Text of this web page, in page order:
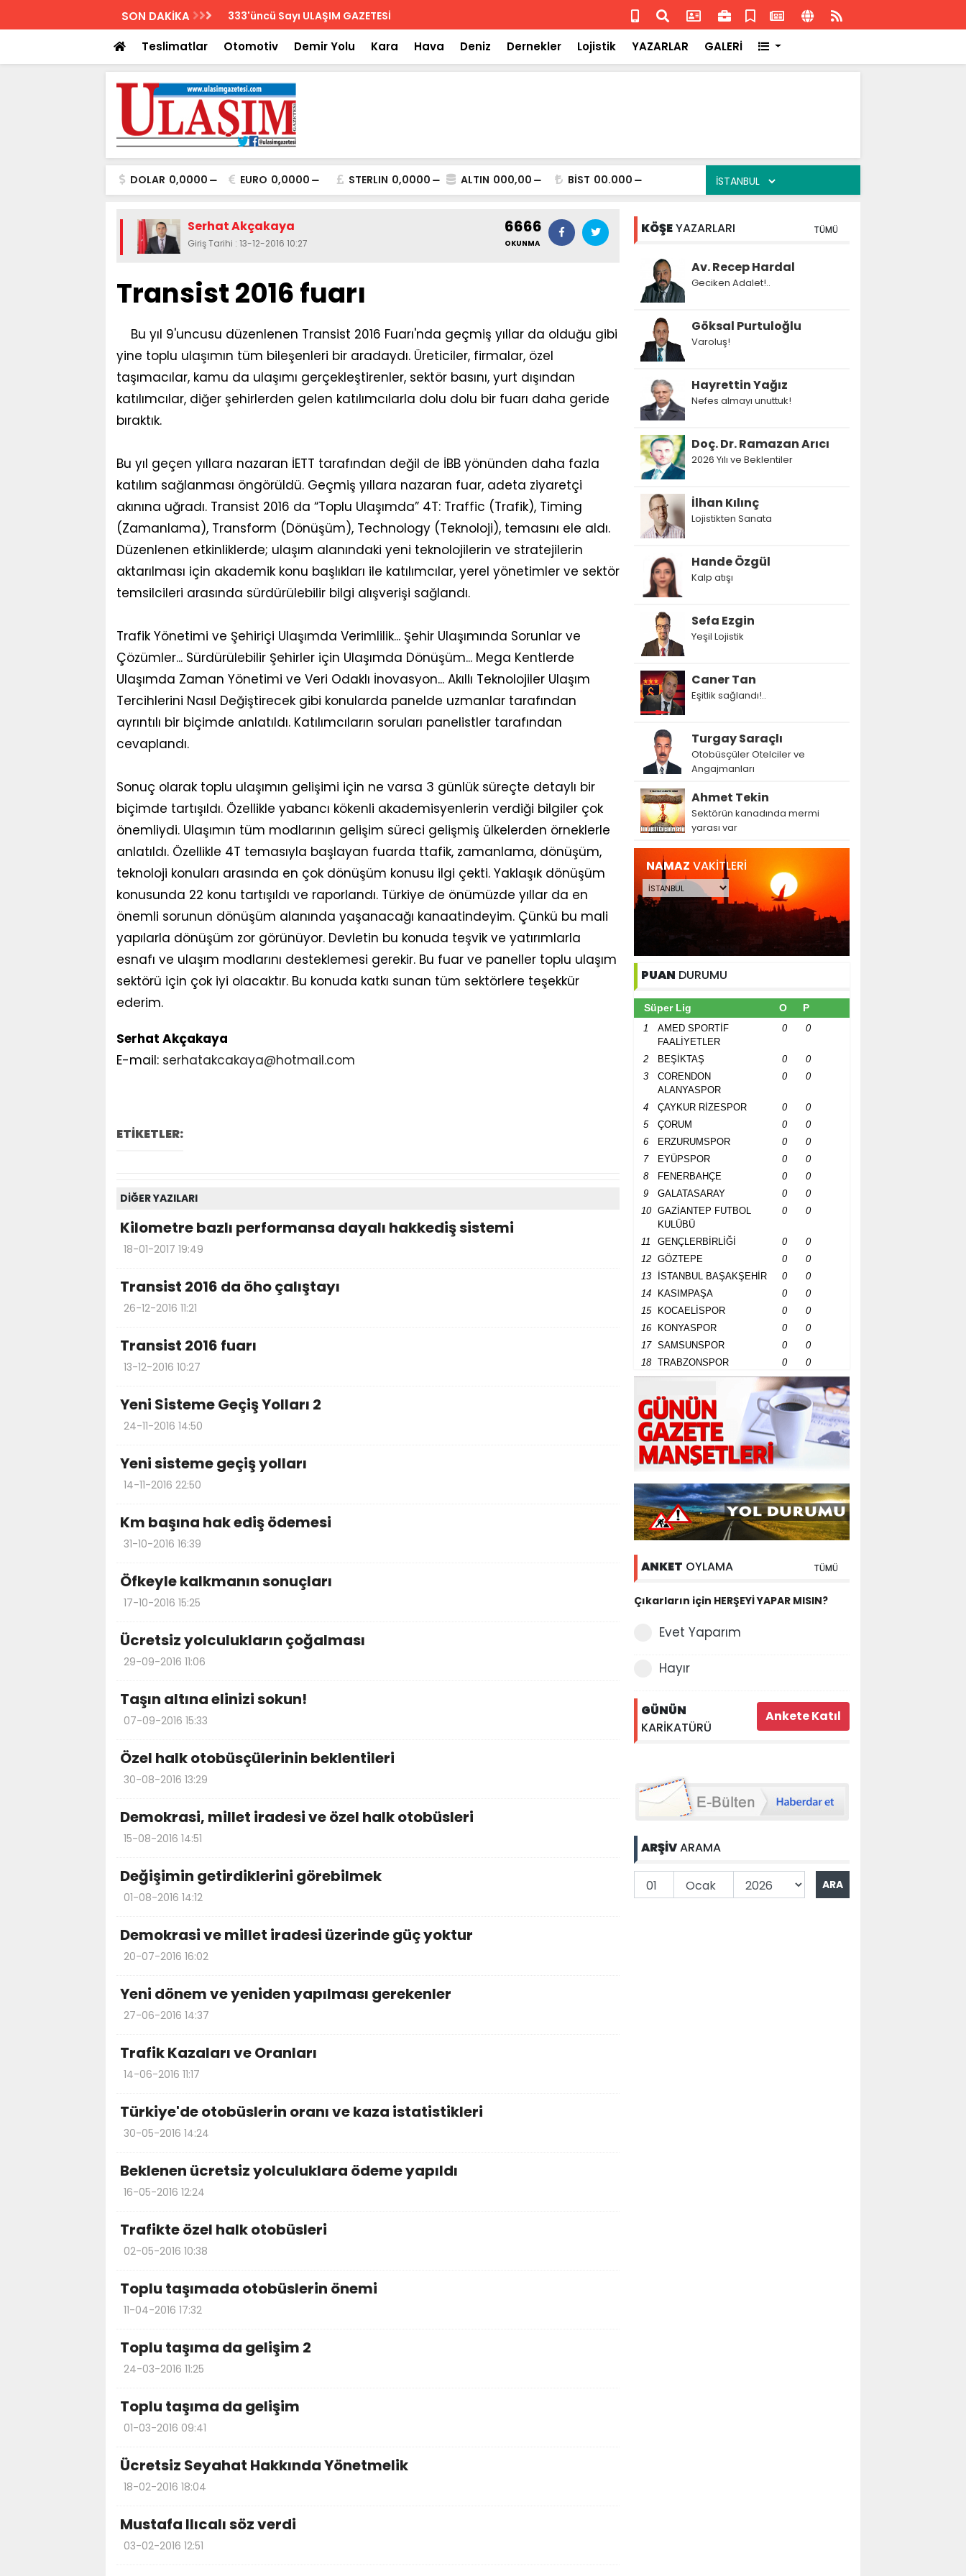
SON DAKİKA Biletler 12 saatte iade Isuzu'nun Fransa'daki başarısı
Teslimatlar Otomotiv Demir Yolu Kara Hava Deniz Dernekler Lojistik YAZARLAR GALERİ
DOLAR 0,0000 EURO 0,0000 STERLIN 0,0000 ALTIN 000,00 BİST 00.000
Serhat Akçakaya
Giriş Tarihi : 13-12-2016 10:27
6666
OKUNMA
Transist 2016 fuarı
Bu yıl 9'uncusu düzenlenen Transist 2016 Fuarı'nda geçmiş yıllar da olduğu gibi
yine toplu ulaşımın tüm bileşenleri bir aradaydı. Üreticiler, firmalar, özel
taşımacılar, kamu da ulaşımı gerçekleştirenler, sektör basını, yurt dışından
katılımcılar, diğer şehirlerden gelen katılımcılarla dolu dolu bir fuarı daha geride
bıraktık.
Bu yıl geçen yıllara nazaran İETT tarafından değil de İBB yönünden daha fazla
katılım sağlanması öngörüldü. Geçmiş yıllara nazaran fuar, adeta ziyaretçi
akınına uğradı. Transist 2016 da “Toplu Ulaşımda” 4T: Traffic (Trafik), Timing
(Zamanlama), Transform (Dönüşüm), Technology (Teknoloji), temasını ele aldı.
Düzenlenen etkinliklerde; ulaşım alanındaki yeni teknolojilerin ve stratejilerin
aktarılması için akademik konu başlıkları ile katılımcılar, yerel yönetimler ve sektör
temsilcileri arasında sürdürülebilir bilgi alışverişi sağlandı.
Trafik Yönetimi ve Şehiriçi Ulaşımda Verimlilik... Şehir Ulaşımında Sorunlar ve
Çözümler... Sürdürülebilir Şehirler için Ulaşımda Dönüşüm... Mega Kentlerde
Ulaşımda Zaman Yönetimi ve Veri Odaklı İnovasyon... Akıllı Teknolojiler Ulaşım
Tercihlerini Nasıl Değiştirecek gibi konularda panelde uzmanlar tarafından
ayrıntılı bir biçimde anlatıldı. Katılımcıların soruları panelistler tarafından
cevaplandı.
Sonuç olarak toplu ulaşımın gelişimi için ne varsa 3 günlük süreçte detaylı bir
biçimde tartışıldı. Özellikle yabancı kökenli akademisyenlerin verdiği bilgiler çok
önemliydi. Ulaşımın tüm modlarının gelişim süreci gelişmiş ülkelerden örneklerle
anlatıldı. Özellikle 4T temasıyla başlayan fuarda ttafik, zamanlama, dönüşüm,
teknoloji konuları arasında en çok dönüşüm konusu ilgi çekti. Yaklaşık dönüşüm
konusunda 22 konu tartışıldı ve raporlandı. Türkiye de önümüzde yıllar da en
önemli sorunun dönüşüm alanında yaşanacağı kanaatindeyim. Çünkü bu mali
yapılarla dönüşüm zor görünüyor. Devletin bu konuda teşvik ve yatırımlarla
esnafı ve ulaşım modlarını desteklemesi gerekir. Bu fuar ve paneller toplu ulaşım
sektörü için çok iyi olacaktır. Bu konuda katkı sunan tüm sektörlere teşekkür
ederim.
Serhat Akçakaya
E-mail: serhatakcakaya@hotmail.com
ETİKETLER:
DİĞER YAZILARI
Kilometre bazlı performansa dayalı hakkediş sistemi
18-01-2017 19:49
Transist 2016 da öho çalıştayı
26-12-2016 11:21
Transist 2016 fuarı
13-12-2016 10:27
Yeni Sisteme Geçiş Yolları 2
24-11-2016 14:50
Yeni sisteme geçiş yolları
14-11-2016 22:50
Km başına hak ediş ödemesi
31-10-2016 16:39
Öfkeyle kalkmanın sonuçları
17-10-2016 15:25
Ücretsiz yolculukların çoğalması
29-09-2016 11:06
Taşın altına elinizi sokun!
07-09-2016 15:33
Özel halk otobüsçülerinin beklentileri
30-08-2016 13:29
Demokrasi, millet iradesi ve özel halk otobüsleri
15-08-2016 14:51
Değişimin getirdiklerini görebilmek
01-08-2016 14:12
Demokrasi ve millet iradesi üzerinde güç yoktur
20-07-2016 16:02
Yeni dönem ve yeniden yapılması gerekenler
27-06-2016 14:37
Trafik Kazaları ve Oranları
14-06-2016 11:17
Türkiye'de otobüslerin oranı ve kaza istatistikleri
30-05-2016 14:24
Beklenen ücretsiz yolculuklara ödeme yapıldı
16-05-2016 12:24
Trafikte özel halk otobüsleri
02-05-2016 10:38
Toplu taşımada otobüslerin önemi
11-04-2016 17:32
Toplu taşıma da gelişim 2
24-03-2016 11:25
Toplu taşıma da gelişim
01-03-2016 09:41
Ücretsiz Seyahat Hakkında Yönetmelik
18-02-2016 18:04
Mustafa Ilıcalı söz verdi
03-02-2016 12:51
KÖŞEYAZARLARI TÜMÜ
Av. Recep Hardal
Geciken Adalet!..
Göksal Purtuloğlu
Varoluş!
Hayrettin Yağız
Nefes almayı unuttuk!
Doç. Dr. Ramazan Arıcı
2026 Yılı ve Beklentiler
İlhan Kılınç
Lojistikten Sanata
Hande Özgül
Kalp atışı
Sefa Ezgin
Yeşil Lojistik
Caner Tan
Eşitlik sağlandı!..
Turgay Saraçlı
Otobüsçüler Otelciler ve
Angajmanları
Ahmet Tekin
Sektörün kanadında mermi
yarası var
NAMAZ VAKİTLERİ
PUAN DURUMU
Süper Lig O P
1
AMED SPORTİF
FAALİYETLER
0 0
2 BEŞİKTAŞ 0
0
3
CORENDON
ALANYASPOR
0 0
4 ÇAYKUR RİZESPOR 0
0
5
ÇORUM 0
0
6
ERZURUMSPOR 0
0
7
EYÜPSPOR 0
0
8
FENERBAHÇE 0
0
9
GALATASARAY 0
0
10
GAZİANTEP FUTBOL
KULÜBÜ
0 0
11 GENÇLERBİRLİĞİ 0
0
12
GÖZTEPE 0
0
13
İSTANBUL BAŞAKŞEHİR 0
0
14
KASIMPAŞA 0
0
15
KOCAELİSPOR 0
0
16
KONYASPOR 0
0
17
SAMSUNSPOR 0
0
18
TRABZONSPOR 0 0
ANKET OYLAMA TÜMÜ
Çıkarların için HERŞEYİ YAPAR MISIN?
Evet Yaparım
Hayır
GÜNÜN
KARİKATÜRÜ
ARŞİVARAMA